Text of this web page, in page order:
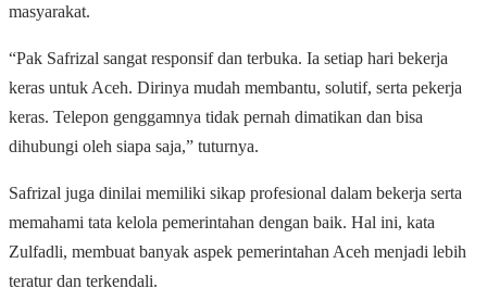
masyarakat.
“Pak Safrizal sangat responsif dan terbuka. Ia setiap hari bekerja
keras untuk Aceh. Dirinya mudah membantu, solutif, serta pekerja
keras. Telepon genggamnya tidak pernah dimatikan dan bisa
dihubungi oleh siapa saja,” tuturnya.
Safrizal juga dinilai memiliki sikap profesional dalam bekerja serta
memahami tata kelola pemerintahan dengan baik. Hal ini, kata
Zulfadli, membuat banyak aspek pemerintahan Aceh menjadi lebih
teratur dan terkendali.